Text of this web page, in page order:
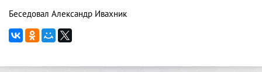
Беседовал Александр Ивахник